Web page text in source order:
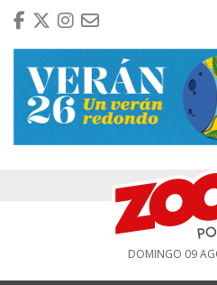
DOMINGO 09